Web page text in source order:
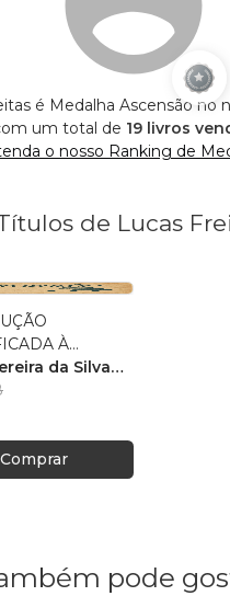
é Medalha Ascensão no
um total de 19 livros
o nosso Ranking de
de Lucas
À
da Silva
Comprar
pode